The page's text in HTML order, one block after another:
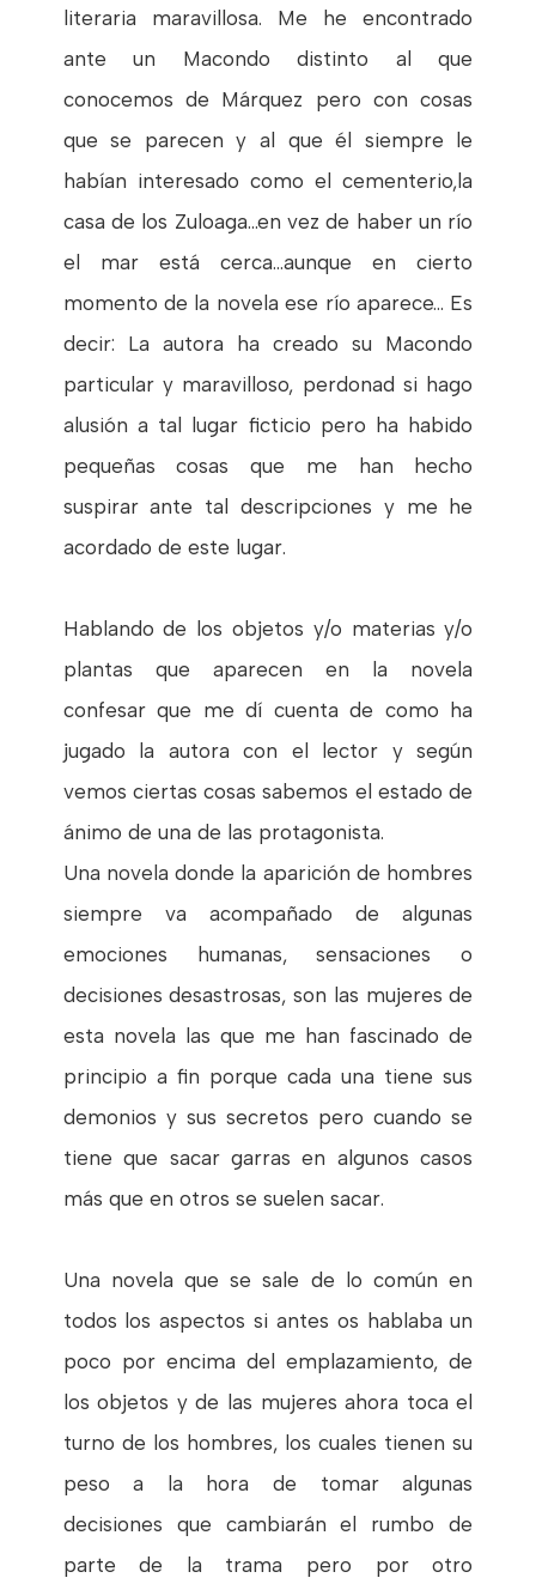
literaria maravillosa. Me he encontrado
ante un Macondo distinto al que
conocemos de Márquez pero con cosas
que se parecen y al que él siempre le
habían interesado como el cementerio,la
casa de los Zuloaga...en vez de haber un río
el mar está cerca...aunque en cierto
momento de la novela ese río aparece... Es
decir: La autora ha creado su Macondo
particular y maravilloso, perdonad si hago
alusión a tal lugar ficticio pero ha habido
pequeñas cosas que me han hecho
suspirar ante tal descripciones y me he
acordado de este lugar.
Hablando de los objetos y/o materias y/o
plantas que aparecen en la novela
confesar que me dí cuenta de como ha
jugado la autora con el lector y según
vemos ciertas cosas sabemos el estado de
ánimo de una de las protagonista.
Una novela donde la aparición de hombres
siempre va acompañado de algunas
emociones humanas, sensaciones o
decisiones desastrosas, son las mujeres de
esta novela las que me han fascinado de
principio a fin porque cada una tiene sus
demonios y sus secretos pero cuando se
tiene que sacar garras en algunos casos
más que en otros se suelen sacar.
Una novela que se sale de lo común en
todos los aspectos si antes os hablaba un
poco por encima del emplazamiento, de
los objetos y de las mujeres ahora toca el
turno de los hombres, los cuales tienen su
peso a la hora de tomar algunas
decisiones que cambiarán el rumbo de
parte de la trama pero por otro